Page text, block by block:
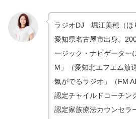
ラジオDJ 堀江美穂（ほ
愛知県名古屋市出身。
ージック・ナビゲーター
M」（愛知北エフエム放
氣がでるラジオ」（FM
認定チャイルドコーチン
認定家族療法カウンセラ